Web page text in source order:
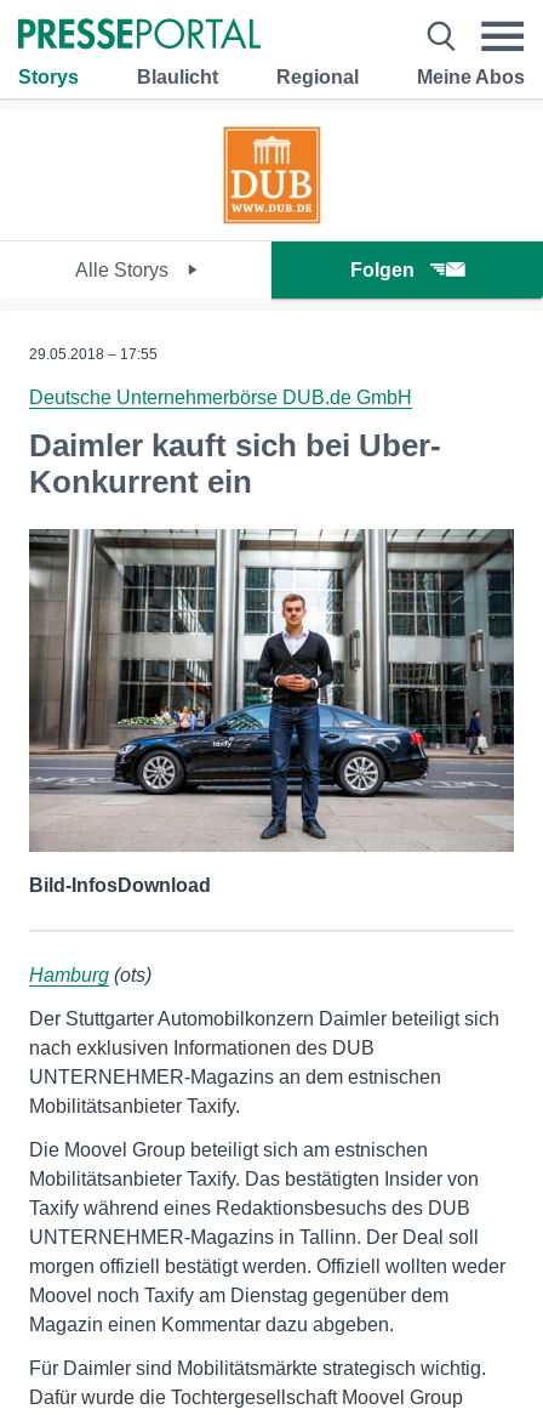
Storys Blaulicht Regional Meine Abos
Alle Storys Folgen
29.05.2018 – 17:55
Deutsche Unternehmerbörse DUB.de GmbH
Daimler kauft sich bei Uber-
Konkurrent ein
Bild-InfosDownload
Hamburg (ots)
Der Stuttgarter Automobilkonzern Daimler beteiligt sich
nach exklusiven Informationen des DUB
UNTERNEHMER-Magazins an dem estnischen
Mobilitätsanbieter Taxify.
Die Moovel Group beteiligt sich am estnischen
Mobilitätsanbieter Taxify. Das bestätigten Insider von
Taxify während eines Redaktionsbesuchs des DUB
UNTERNEHMER-Magazins in Tallinn. Der Deal soll
morgen offiziell bestätigt werden. Offiziell wollten weder
Moovel noch Taxify am Dienstag gegenüber dem
Magazin einen Kommentar dazu abgeben.
Für Daimler sind Mobilitätsmärkte strategisch wichtig.
Dafür wurde die Tochtergesellschaft Moovel Group